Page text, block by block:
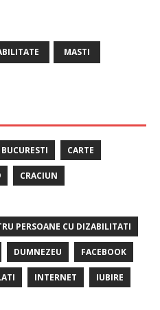
MASTI
BUCURESTI CARTE
CRACIUN
PERSOANE CU DIZABILITATI
DUMNEZEU FACEBOOK
INTERNET IUBIRE